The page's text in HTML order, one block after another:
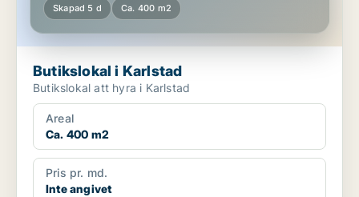
Skapad 5 d Ca. 400 m2
Butikslokal i Karlstad
Butikslokal att hyra i Karlstad
Areal
Ca. 400 m2
Pris pr. md.
Inte angivet